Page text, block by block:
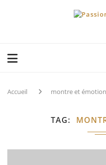
Accueil montre et émotion
TAG